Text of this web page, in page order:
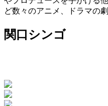
ど数々のアニメ、ドラマの
関口シンゴ